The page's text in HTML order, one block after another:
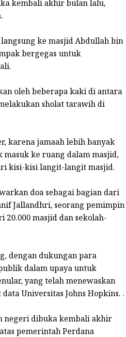
kembali akhir bulan lalu,
ke masjid Abdullah bin
bergegas untuk
oleh beberapa kaki di antara
sholat tarawih di
karena jamaah lebih banyak
ke ruang dalam masjid,
kisi-kisi langit-langit masjid.
doa sebagai bagian dari
Jallandhri, seorang pemimpin
masjid dan sekolah-
dengan dukungan para
dalam upaya untuk
yang telah menewaskan
Universitas Johns Hopkins. .
negeri dibuka kembali akhir
pemerintah Perdana